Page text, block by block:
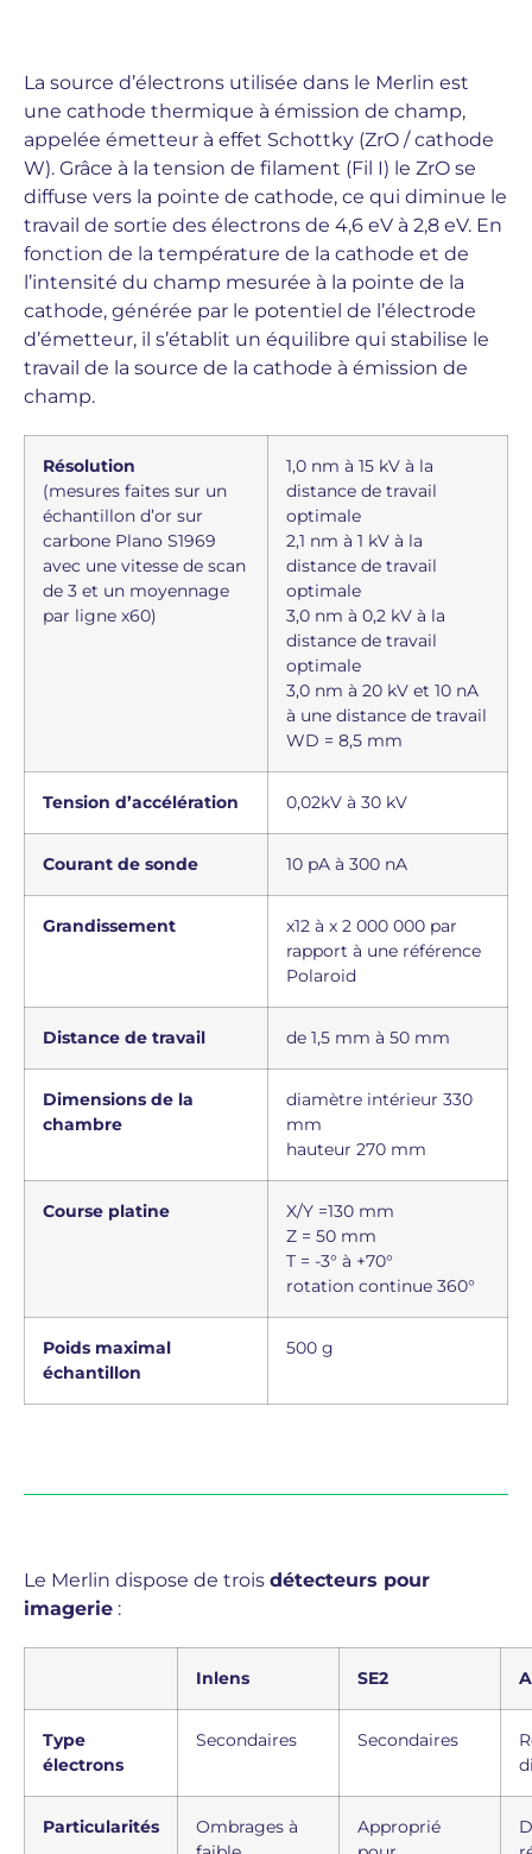
La source d’électrons utilisée dans le Merlin est
une cathode thermique à émission de champ,
appelée émetteur à effet Schottky (ZrO / cathode
W). Grâce à la tension de filament (Fil I) le ZrO se
diffuse vers la pointe de cathode, ce qui diminue le
travail de sortie des électrons de 4,6 eV à 2,8 eV. En
fonction de la température de la cathode et de
l’intensité du champ mesurée à la pointe de la
cathode, générée par le potentiel de l’électrode
d’émetteur, il s’établit un équilibre qui stabilise le
travail de la source de la cathode à émission de
champ.
Résolution
(mesures faites sur un
échantillon d’or sur
carbone Plano S1969
avec une vitesse de scan
de 3 et un moyennage
par ligne x60)
1,0 nm à 15 kV à la
distance de travail
optimale
2,1 nm à 1 kV à la
distance de travail
optimale
3,0 nm à 0,2 kV à la
distance de travail
optimale
3,0 nm à 20 kV et 10 nA
à une distance de travail
WD = 8,5 mm
Tension d’accélération 0,02kV à 30 kV
Courant de sonde 10 pA à 300 nA
Grandissement
x12 à x 2 000 000 par
rapport à une référence
Polaroid
Distance de travail de 1,5 mm à 50 mm
Dimensions de la
chambre
diamètre intérieur 330
mm
hauteur 270 mm
Course platine
X/Y =130 mm
Z = 50 mm
T = -3° à +70°
rotation continue 360°
Poids maximal
échantillon
500 g
Le Merlin dispose de trois détecteurs pour
imagerie :
Inlens SE2
Type
électrons
Secondaires Secondaires
Particularités
Ombrages à
Approprié